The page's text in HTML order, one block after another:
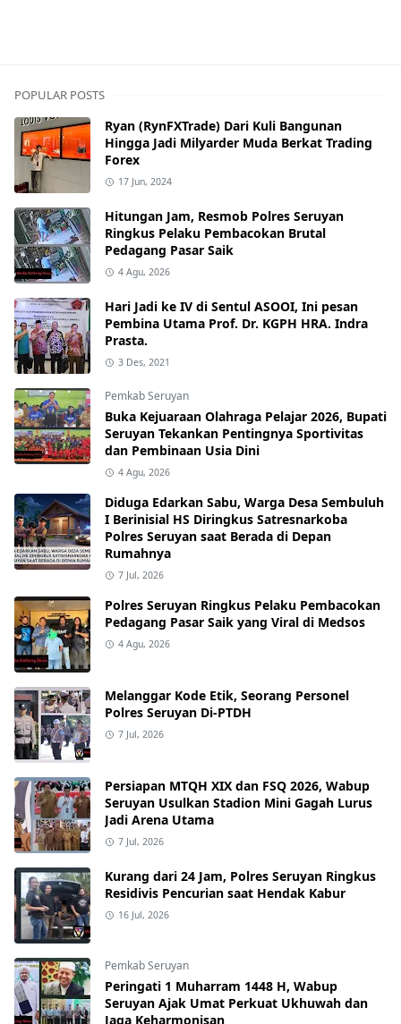
POPULAR POSTS
Ryan (RynFXTrade) Dari Kuli Bangunan
Hingga Jadi Milyarder Muda Berkat Trading
Forex
17 Jun, 2024
Hitungan Jam, Resmob Polres Seruyan
Ringkus Pelaku Pembacokan Brutal
Pedagang Pasar Saik
4 Agu, 2026
Hari Jadi ke IV di Sentul ASOOI, Ini pesan
Pembina Utama Prof. Dr. KGPH HRA. Indra
Prasta.
3 Des, 2021
Pemkab Seruyan
Buka Kejuaraan Olahraga Pelajar 2026, Bupati
Seruyan Tekankan Pentingnya Sportivitas
dan Pembinaan Usia Dini
4 Agu, 2026
Diduga Edarkan Sabu, Warga Desa Sembuluh
I Berinisial HS Diringkus Satresnarkoba
Polres Seruyan saat Berada di Depan
Rumahnya
7 Jul, 2026
Polres Seruyan Ringkus Pelaku Pembacokan
Pedagang Pasar Saik yang Viral di Medsos
4 Agu, 2026
Melanggar Kode Etik, Seorang Personel
Polres Seruyan Di-PTDH
7 Jul, 2026
Persiapan MTQH XIX dan FSQ 2026, Wabup
Seruyan Usulkan Stadion Mini Gagah Lurus
Jadi Arena Utama
7 Jul, 2026
Kurang dari 24 Jam, Polres Seruyan Ringkus
Residivis Pencurian saat Hendak Kabur
16 Jul, 2026
Pemkab Seruyan
Peringati 1 Muharram 1448 H, Wabup
Seruyan Ajak Umat Perkuat Ukhuwah dan
Jaga Keharmonisan